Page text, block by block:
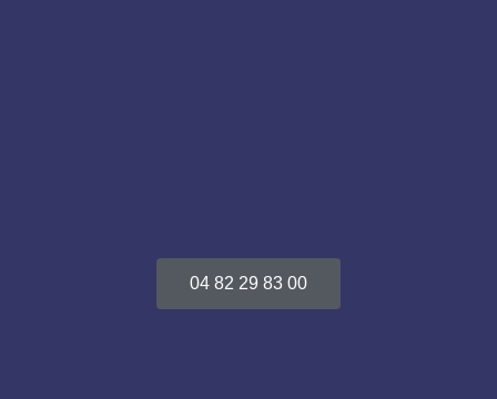
04 82 29 83 00